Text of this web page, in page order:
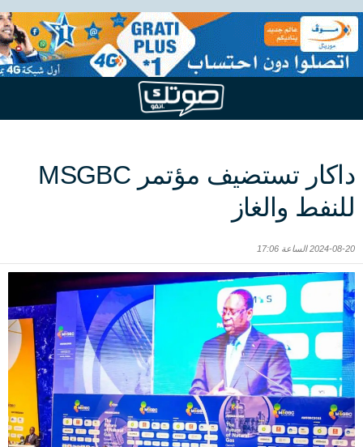
داكار تستضيف مؤتمر MSGBC
للنفط والغاز
2024-08-20 الساعة 17:06